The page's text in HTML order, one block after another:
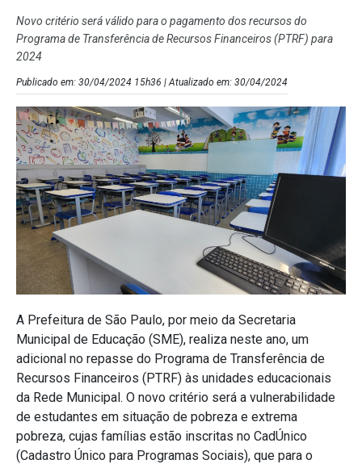
Novo critério será válido para o pagamento dos recursos do
Programa de Transferência de Recursos Financeiros (PTRF) para
2024
Publicado em: 30/04/2024 15h36 | Atualizado em: 30/04/2024
A Prefeitura de São Paulo, por meio da Secretaria
Municipal de Educação (SME), realiza neste ano, um
adicional no repasse do Programa de Transferência de
Recursos Financeiros (PTRF) às unidades educacionais
da Rede Municipal. O novo critério será a vulnerabilidade
de estudantes em situação de pobreza e extrema
pobreza, cujas famílias estão inscritas no CadÚnico
(Cadastro Único para Programas Sociais), que para o